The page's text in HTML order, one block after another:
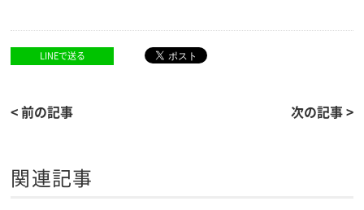
LINEで送る
< 前の記事 次の記事 >
関連記事